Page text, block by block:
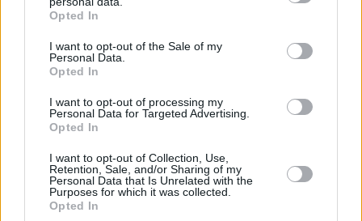
grant or deny consent to Google and its third-party tags to
use your data for below specified purposes in below Google
consent section.
Opted In
I want to opt-out of the Sale of my
Personal Data.
Opted In
I want to opt-out of processing my
Personal Data for Targeted Advertising.
Opted In
I want to opt-out of Collection, Use,
Retention, Sale, and/or Sharing of my
Personal Data that Is Unrelated with the
Purposes for which it was collected.
Opted In
Εύκολη και ελαφριά αυτή η μακαρονάδα είναι
ιδανική για όσους νηστεύουν ή ακολουθούν vegan
24.05.2023, 08:00